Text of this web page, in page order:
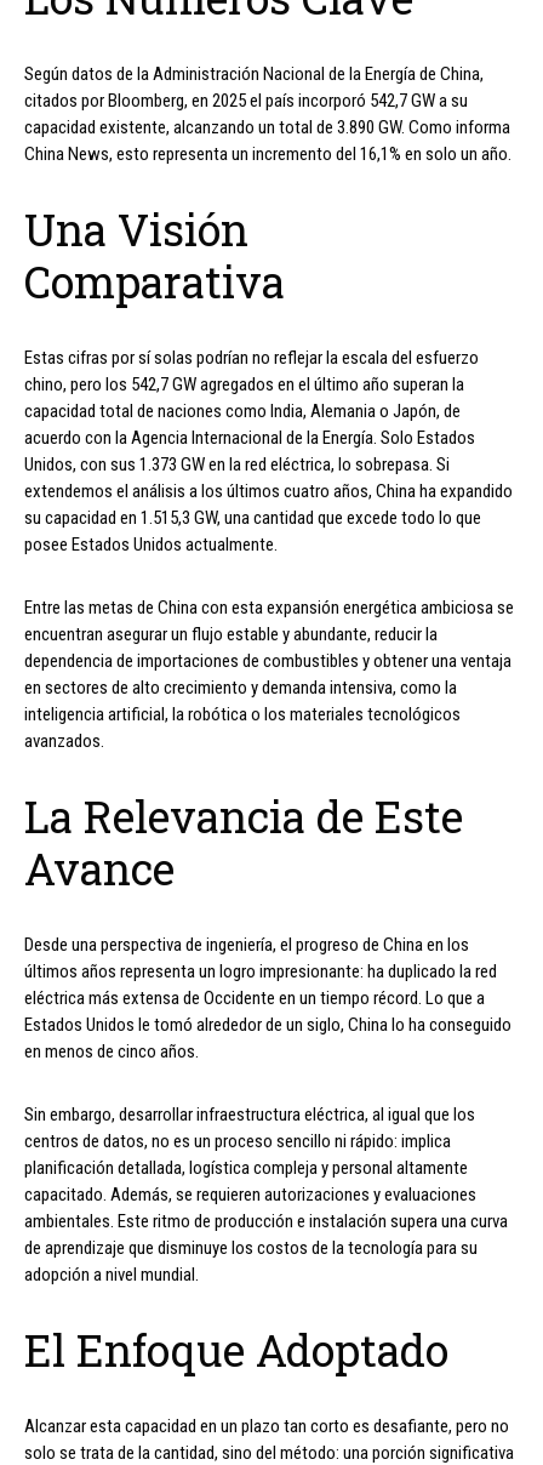
Según datos de la Administración Nacional de la Energía de China,
citados por Bloomberg, en 2025 el país incorporó 542,7 GW a su
capacidad existente, alcanzando un total de 3.890 GW. Como informa
China News, esto representa un incremento del 16,1% en solo un año.
Una Visión
Comparativa
Estas cifras por sí solas podrían no reflejar la escala del esfuerzo
chino, pero los 542,7 GW agregados en el último año superan la
capacidad total de naciones como India, Alemania o Japón, de
acuerdo con la Agencia Internacional de la Energía. Solo Estados
Unidos, con sus 1.373 GW en la red eléctrica, lo sobrepasa. Si
extendemos el análisis a los últimos cuatro años, China ha expandido
su capacidad en 1.515,3 GW, una cantidad que excede todo lo que
posee Estados Unidos actualmente.
Entre las metas de China con esta expansión energética ambiciosa se
encuentran asegurar un flujo estable y abundante, reducir la
dependencia de importaciones de combustibles y obtener una ventaja
en sectores de alto crecimiento y demanda intensiva, como la
inteligencia artificial, la robótica o los materiales tecnológicos
avanzados.
La Relevancia de Este
Avance
Desde una perspectiva de ingeniería, el progreso de China en los
últimos años representa un logro impresionante: ha duplicado la red
eléctrica más extensa de Occidente en un tiempo récord. Lo que a
Estados Unidos le tomó alrededor de un siglo, China lo ha conseguido
en menos de cinco años.
Sin embargo, desarrollar infraestructura eléctrica, al igual que los
centros de datos, no es un proceso sencillo ni rápido: implica
planificación detallada, logística compleja y personal altamente
capacitado. Además, se requieren autorizaciones y evaluaciones
ambientales. Este ritmo de producción e instalación supera una curva
de aprendizaje que disminuye los costos de la tecnología para su
adopción a nivel mundial.
El Enfoque Adoptado
Alcanzar esta capacidad en un plazo tan corto es desafiante, pero no
solo se trata de la cantidad, sino del método: una porción significativa